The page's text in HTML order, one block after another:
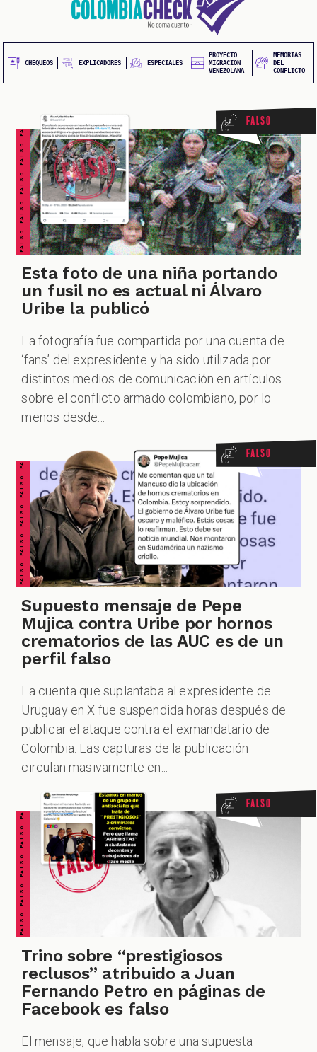
CHEQUEOS EXPLICADORES ESPECIALES
PROYECTO
MIGRACIÓN
VENEZOLANA
MEMORIAS
DEL
CONFLICTO
FALSO FALSO FALSO FALSO FALSO FALSO FALSO Falso
Esta foto de una niña portando
un fusil no es actual ni Álvaro
Uribe la publicó
La fotografía fue compartida por una cuenta de
‘fans’ del expresidente y ha sido utilizada por
distintos medios de comunicación en artículos
sobre el conflicto armado colombiano, por lo
menos desde...
FALSO FALSO FALSO FALSO FALSO FALSO FALSO Falso
Supuesto mensaje de Pepe
Mujica contra Uribe por hornos
crematorios de las AUC es de un
perfil falso
La cuenta que suplantaba al expresidente de
Uruguay en X fue suspendida horas después de
publicar el ataque contra el exmandatario de
Colombia. Las capturas de la publicación
circulan masivamente en...
FALSO FALSO FALSO FALSO FALSO FALSO FALSO Falso
Trino sobre “prestigiosos
reclusos” atribuido a Juan
Fernando Petro en páginas de
Facebook es falso
El mensaje, que habla sobre una supuesta